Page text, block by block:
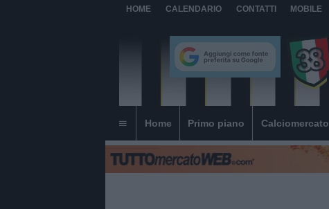
HOME CALENDARIO CONTATTI MOBILE
Home Primo piano Calciomercato